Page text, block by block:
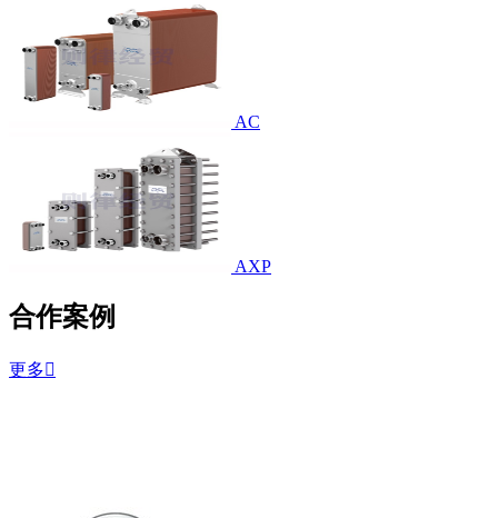
AC
AXP
合作案例
更多